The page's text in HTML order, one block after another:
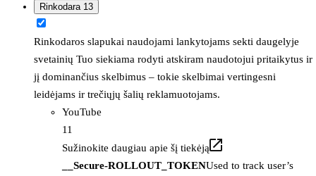
Rinkodara 13
Rinkodaros slapukai naudojami lankytojams sekti daugelyje
svetainių Tuo siekiama rodyti atskiram naudotojui pritaikytus ir
jį dominančius skelbimus – tokie skelbimai vertingesni
leidėjams ir trečiųjų šalių reklamuotojams.
YouTube
11
Sužinokite daugiau apie šį tiekėją
__Secure-ROLLOUT_TOKENUsed to track user’s